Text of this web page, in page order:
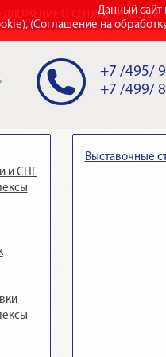
Данный сайт
), (Соглашение на
О СОТРУДНИЧЕСТВЕ
+7 /495/
+7 /499/
и СНГ
Выставочные